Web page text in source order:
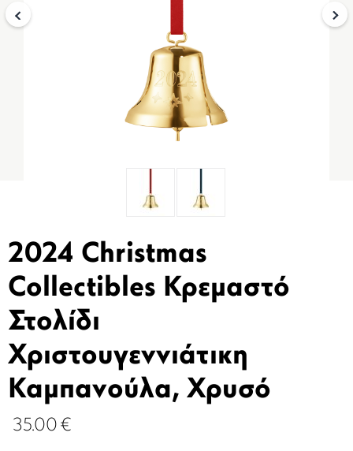
2024 Christmas
Collectibles Κρεμαστό
Στολίδι
Χριστουγεννιάτικη
Καμπανούλα, Χρυσό
35.00 €